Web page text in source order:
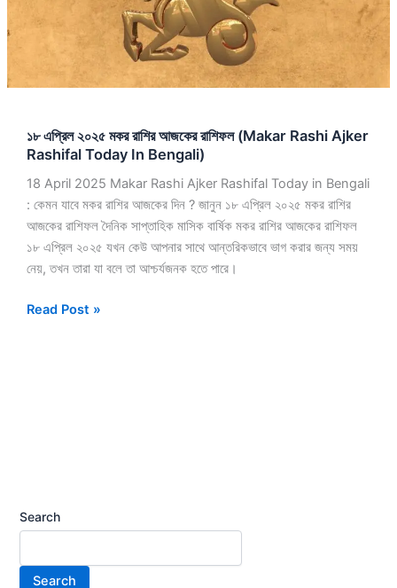
১৮ এপ্রিল ২০২৫ মকর রাশির আজকের রাশিফল (Makar Rashi Ajker
Rashifal Today In Bengali)
18 April 2025 Makar Rashi Ajker Rashifal Today in Bengali
: কেমন যাবে মকর রাশির আজকের দিন ? জানুন ১৮ এপ্রিল ২০২৫ মকর রাশির
আজকের রাশিফল দৈনিক সাপ্তাহিক মাসিক বার্ষিক মকর রাশির আজকের রাশিফল
১৮ এপ্রিল ২০২৫ যখন কেউ আপনার সাথে আন্তরিকভাবে ভাগ করার জন্য সময়
নেয়, তখন তারা যা বলে তা আশ্চর্যজনক হতে পারে।
(Makar
Today
In
Bengali)
Read Post »
Search
Search